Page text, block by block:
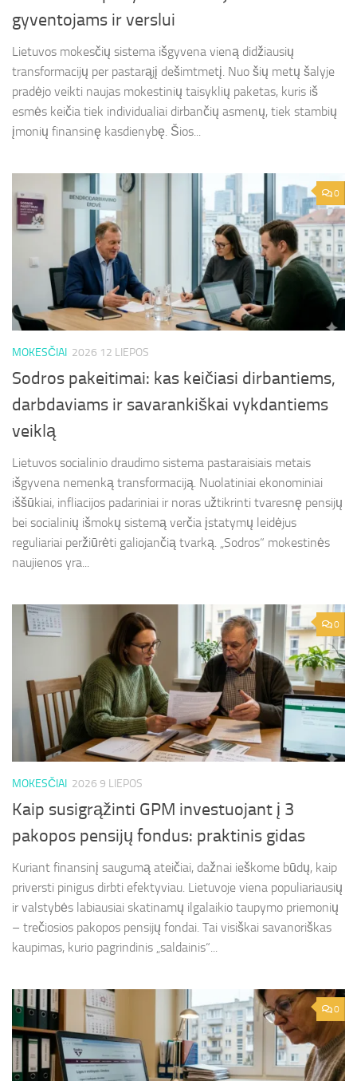
gyventojams ir verslui
Lietuvos mokesčių sistema išgyvena vieną didžiausių
transformacijų per pastarąjį dešimtmetį. Nuo šių metų šalyje
pradėjo veikti naujas mokestinių taisyklių paketas, kuris iš
esmės keičia tiek individualiai dirbančių asmenų, tiek stambių
įmonių finansinę kasdienybę. Šios...
0
MOKESČIAI 2026 12 LIEPOS
Sodros pakeitimai: kas keičiasi dirbantiems,
darbdaviams ir savarankiškai vykdantiems
veiklą
Lietuvos socialinio draudimo sistema pastaraisiais metais
išgyvena nemenką transformaciją. Nuolatiniai ekonominiai
iššūkiai, infliacijos padariniai ir noras užtikrinti tvaresnę pensijų
bei socialinių išmokų sistemą verčia įstatymų leidėjus
reguliariai peržiūrėti galiojančią tvarką. „Sodros“ mokestinės
naujienos yra...
0
MOKESČIAI 2026 9 LIEPOS
Kaip susigrąžinti GPM investuojant į 3
pakopos pensijų fondus: praktinis gidas
Kuriant finansinį saugumą ateičiai, dažnai ieškome būdų, kaip
priversti pinigus dirbti efektyviau. Lietuvoje viena populiariausių
ir valstybės labiausiai skatinamų ilgalaikio taupymo priemonių
– trečiosios pakopos pensijų fondai. Tai visiškai savanoriškas
kaupimas, kurio pagrindinis „saldainis“...
0